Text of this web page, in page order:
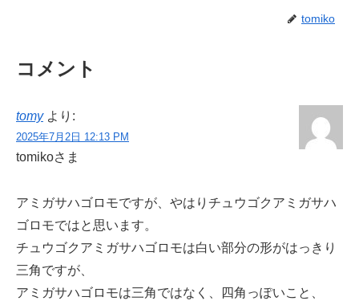
tomiko
コメント
tomy より:
2025年7月2日 12:13 PM
tomikoさま
アミガサハゴロモですが、やはりチュウゴクアミガサハ
ゴロモではと思います。
チュウゴクアミガサハゴロモは白い部分の形がはっきり
三角ですが、
アミガサハゴロモは三角ではなく、四角っぽいこと、